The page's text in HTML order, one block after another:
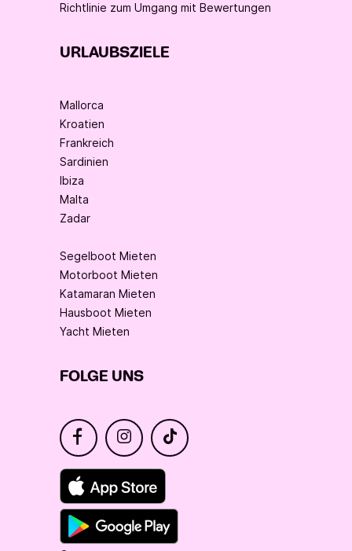
Richtlinie zum Umgang mit Bewertungen
URLAUBSZIELE
Mallorca
Kroatien
Frankreich
Sardinien
Ibiza
Malta
Zadar
Segelboot Mieten
Motorboot Mieten
Katamaran Mieten
Hausboot Mieten
Yacht Mieten
FOLGE UNS